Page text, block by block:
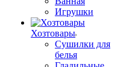
Игрушки
Хозтовары
Сушилки для
белья